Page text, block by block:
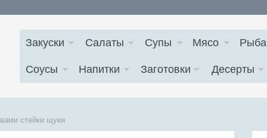
Закуски Салаты Супы Мясо Рыба
Соусы Напитки Заготовки Десерты
стейки щуки